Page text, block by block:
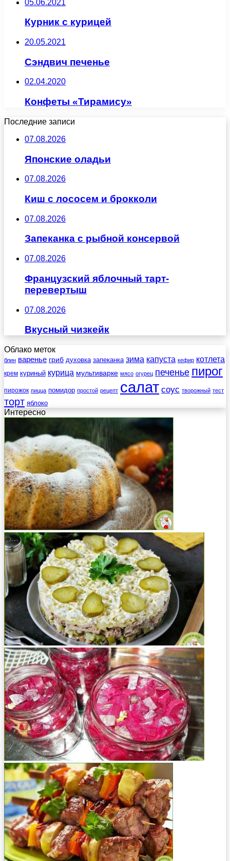
05.06.2021
Курник с курицей
20.05.2021
Сэндвич печенье
02.04.2020
Конфеты «Тирамису»
Последние записи
07.08.2026
Японские оладьи
07.08.2026
Киш с лососем и брокколи
07.08.2026
Запеканка с рыбной консервой
07.08.2026
Французский яблочный тарт-
перевертыш
07.08.2026
Вкусный чизкейк
Облако меток
блин варенье гриб духовка запеканка зима капуста кефир котлета
крем куриный курица мультиварке мясо огурец печенье пирог
пирожок пицца помидор простой рецепт салат соус творожный тест
торт яблоко
Интересно